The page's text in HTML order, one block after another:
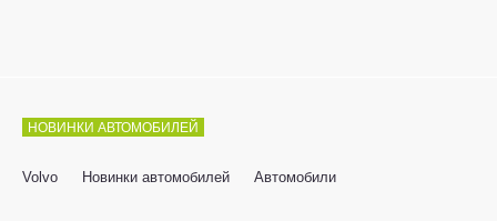
НОВИНКИ АВТОМОБИЛЕЙ
Volvo Новинки автомобилей Автомобили